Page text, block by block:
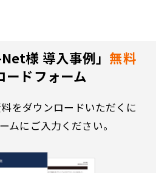
様 導入事例」 無料
ードフォーム
をダウンロードいただくに
ムにご入力ください。